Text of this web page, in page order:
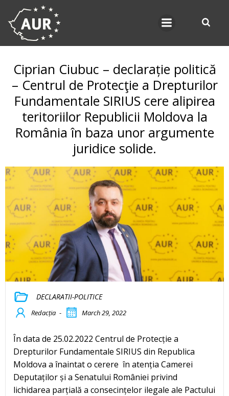
Ciprian Ciubuc – declarație politică
– Centrul de Protecţie a Drepturilor
Fundamentale SIRIUS cere alipirea
teritoriilor Republicii Moldova la
România în baza unor argumente
juridice solide.
DECLARATII-POLITICE
Redacția - March 29, 2022
În data de 25.02.2022 Centrul de Protecție a
Drepturilor Fundamentale SIRIUS din Republica
Moldova a înaintat o cerere în atenția Camerei
Deputaților și a Senatului României privind
lichidarea parțială a consecințelor ilegale ale Pactului